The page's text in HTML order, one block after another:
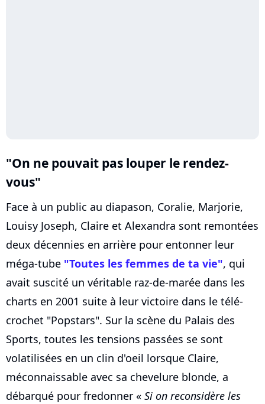
"On ne pouvait pas louper le rendez-
vous"
Face à un public au diapason, Coralie, Marjorie,
Louisy Joseph, Claire et Alexandra sont remontées
deux décennies en arrière pour entonner leur
méga-tube "Toutes les femmes de ta vie", qui
avait suscité un véritable raz-de-marée dans les
charts en 2001 suite à leur victoire dans le télé-
crochet "Popstars". Sur la scène du Palais des
Sports, toutes les tensions passées se sont
volatilisées en un clin d'oeil lorsque Claire,
méconnaissable avec sa chevelure blonde, a
débarqué pour fredonner « Si on reconsidère les